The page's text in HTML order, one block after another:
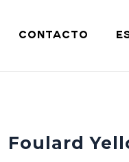
CONTACTO
Foulard